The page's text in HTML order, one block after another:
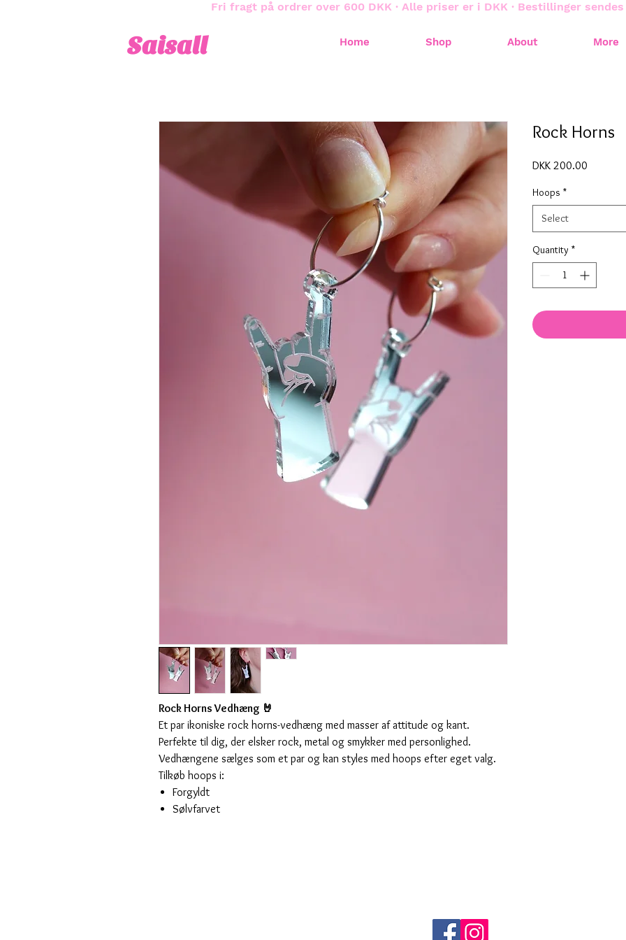
Fri fragt på ordrer over 600 DKK · Alle priser er i DKK · Bestillinger
Saisall Home Shop About More
Rock Horns Vedhæng 🤘
Et par ikoniske rock horns-vedhæng med masser af attitude og kant.
Perfekte til dig, der elsker rock, metal og smykker med personlighed.
Vedhængene sælges som et par og kan styles med hoops efter eget valg.
Tilkøb hoops i:
Forgyldt
Sølvfarvet
Rock Horns
DKK 200.00
Hoops *
Select
Quantity *